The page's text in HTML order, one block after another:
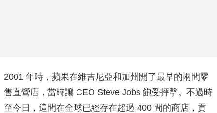
2001 年時，蘋果在維吉尼亞和加州開了最早的兩間零
售直營店，當時讓 CEO Steve Jobs 飽受抨擊。不過時
至今日，這間在全球已經存在超過 400 間的商店，貢